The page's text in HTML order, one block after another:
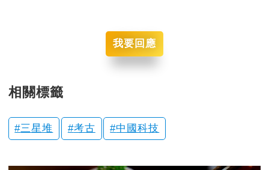
我要回應
相關標籤
三星堆 考古 中國科技